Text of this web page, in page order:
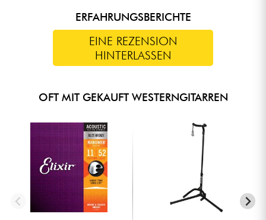
ERFAHRUNGSBERICHTE
EINE REZENSION
HINTERLASSEN
OFT MIT GEKAUFT WESTERNGITARREN